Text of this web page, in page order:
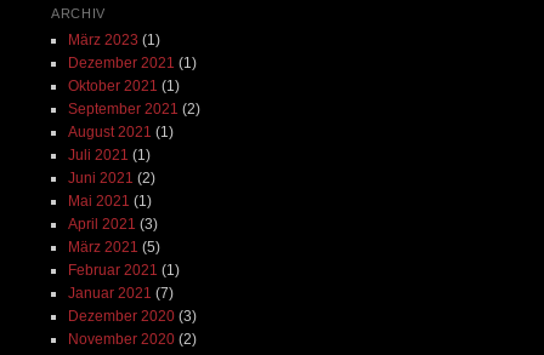
ARCHIV
März 2023 (1)
Dezember 2021 (1)
Oktober 2021 (1)
September 2021 (2)
August 2021 (1)
Juli 2021 (1)
Juni 2021 (2)
Mai 2021 (1)
April 2021 (3)
März 2021 (5)
Februar 2021 (1)
Januar 2021 (7)
Dezember 2020(3)
November 2020(2)